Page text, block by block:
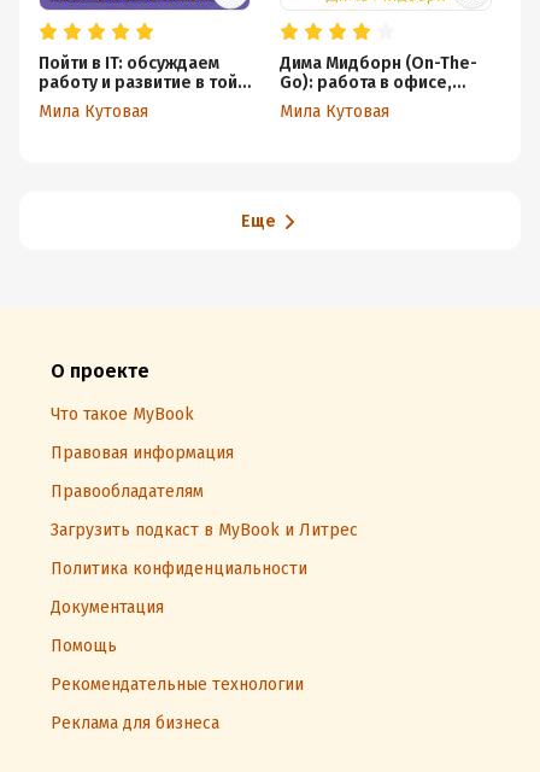
Пойти в IT: обсуждаем
работу и развитие в той
самой золотой сфере с
плюшками и кикером в
Мила Кутовая
Дима Мидборн (On-The-
Go): работа в офисе,
Tesla Boy, сидячие
концерты и мемы про
Мила Кутовая
Еще
О проекте
Что такое MyBook
Правовая информация
Правообладателям
Загрузить подкаст в MyBook и Литрес
Политика конфиденциальности
Документация
Помощь
Рекомендательные технологии
Реклама для бизнеса